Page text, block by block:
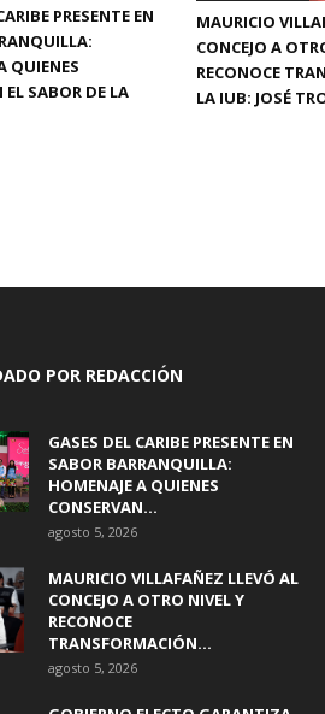
PRESENTE EN
QUIENES
EL SABOR DE LA
MAURICIO
CONCEJO A
RECONOCE
LA IUB: JOSÉ
POR REDACCIÓN
GASES DEL CARIBE PRESENTE EN
SABOR BARRANQUILLA:
HOMENAJE A QUIENES
CONSERVAN...
agosto 5, 2026
MAURICIO VILLAFAÑEZ LLEVÓ AL
CONCEJO A OTRO NIVEL Y
RECONOCE
TRANSFORMACIÓN...
agosto 5, 2026